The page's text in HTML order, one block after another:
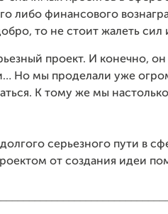
либо финансового
то не стоит жалеть сил
проект. И конечно, он
Но мы проделали уже
К тому же мы
серьезного пути в
от создания идеи